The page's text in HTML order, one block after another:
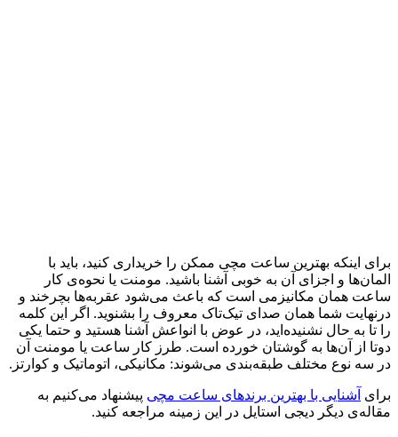
برای اینکه بهترین ساعت مچی ممکن را خریداری کنید، باید با
المان‌ها و اجزای آن به خوبی آشنا باشید. مومنت یا نحوه‌ی کار
ساعت همان مکانیزمی است که باعث می‌شود عقربه‌ها بچرخند و
درنهایت شما همان صدای تیک‌تاک معروف را بشنوید. اگر این کلمه
را تا به حال نشنیده‌اید، در عوض با انواعش آشنا هستید و حتما یکی
دوتا از آن‌ها به گوشتان خورده است. طرز کار ساعت یا مومنت آن
در سه نوع مختلف طبقه‌بندی می‌شوند: مکانیکی، اتوماتیک و کوارتز.
برای آشنایی با بهترین برندهای ساعت مچی پیشنهاد می‌کنیم به
مقاله‌ی دیگر دیجی استایل در این زمینه مراجعه کنید.